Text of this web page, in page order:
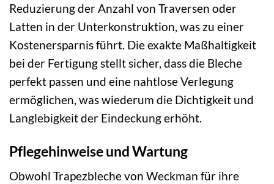
Reduzierung der Anzahl von Traversen oder
Latten in der Unterkonstruktion, was zu einer
Kostenersparnis führt. Die exakte Maßhaltigkeit
bei der Fertigung stellt sicher, dass die Bleche
perfekt passen und eine nahtlose Verlegung
ermöglichen, was wiederum die Dichtigkeit und
Langlebigkeit der Eindeckung erhöht.
Pflegehinweise und Wartung
Obwohl Trapezbleche von Weckman für ihre